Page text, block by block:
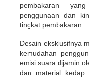
pembakaran
penggunaan dan
tingkat pembakaran.
Desain eksklusifnya
kemudahan
emisi suara dijamin
dan material kedap